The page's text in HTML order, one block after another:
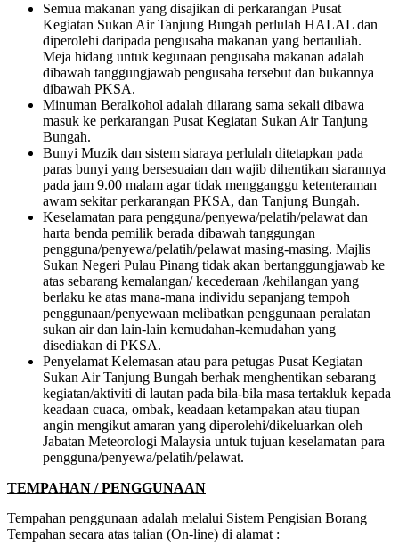
Semua makanan yang disajikan di perkarangan Pusat
Kegiatan Sukan Air Tanjung Bungah perlulah HALAL dan
diperolehi daripada pengusaha makanan yang bertauliah.
Meja hidang untuk kegunaan pengusaha makanan adalah
dibawah tanggungjawab pengusaha tersebut dan bukannya
dibawah PKSA.
Minuman Beralkohol adalah dilarang sama sekali dibawa
masuk ke perkarangan Pusat Kegiatan Sukan Air Tanjung
Bungah.
Bunyi Muzik dan sistem siaraya perlulah ditetapkan pada
paras bunyi yang bersesuaian dan wajib dihentikan siarannya
pada jam 9.00 malam agar tidak mengganggu ketenteraman
awam sekitar perkarangan PKSA, dan Tanjung Bungah.
Keselamatan para pengguna/penyewa/pelatih/pelawat dan
harta benda pemilik berada dibawah tanggungan
pengguna/penyewa/pelatih/pelawat masing-masing. Majlis
Sukan Negeri Pulau Pinang tidak akan bertanggungjawab ke
atas sebarang kemalangan/ kecederaan /kehilangan yang
berlaku ke atas mana-mana individu sepanjang tempoh
penggunaan/penyewaan melibatkan penggunaan peralatan
sukan air dan lain-lain kemudahan-kemudahan yang
disediakan di PKSA.
Penyelamat Kelemasan atau para petugas Pusat Kegiatan
Sukan Air Tanjung Bungah berhak menghentikan sebarang
kegiatan/aktiviti di lautan pada bila-bila masa tertakluk kepada
keadaan cuaca, ombak, keadaan ketampakan atau tiupan
angin mengikut amaran yang diperolehi/dikeluarkan oleh
Jabatan Meteorologi Malaysia untuk tujuan keselamatan para
pengguna/penyewa/pelatih/pelawat.
TEMPAHAN / PENGGUNAAN
Tempahan penggunaan adalah melalui Sistem Pengisian Borang
Tempahan secara atas talian (On-line) di alamat :